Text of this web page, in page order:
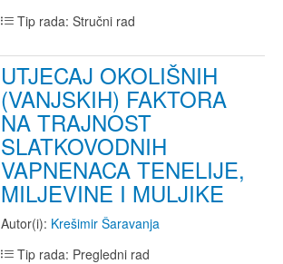
Tip rada: Stručni rad
UTJECAJ OKOLIŠNIH
(VANJSKIH) FAKTORA
NA TRAJNOST
SLATKOVODNIH
VAPNENACA TENELIJE,
MILJEVINE I MULJIKE
Autor(i): Krešimir Šaravanja
Tip rada: Pregledni rad